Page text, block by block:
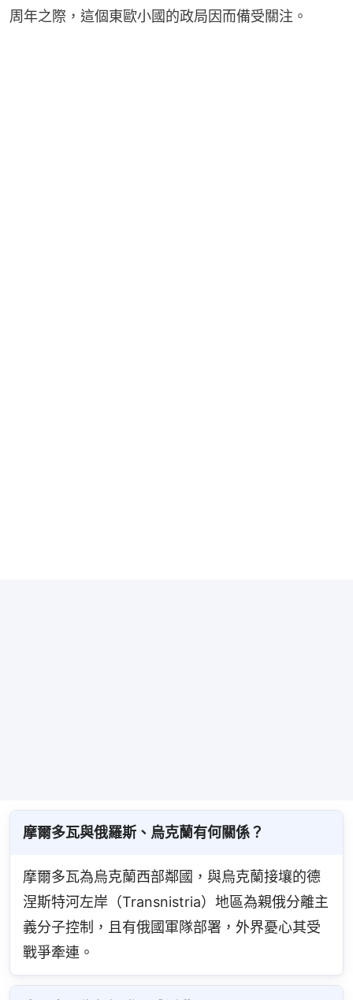
周年之際，這個東歐小國的政局因而備受關注。
摩爾多瓦與俄羅斯、烏克蘭有何關係？
摩爾多瓦為烏克蘭西部鄰國，與烏克蘭接壤的德
涅斯特河左岸（Transnistria）地區為親俄分離主
義分子控制，且有俄國軍隊部署，外界憂心其受
戰爭牽連。